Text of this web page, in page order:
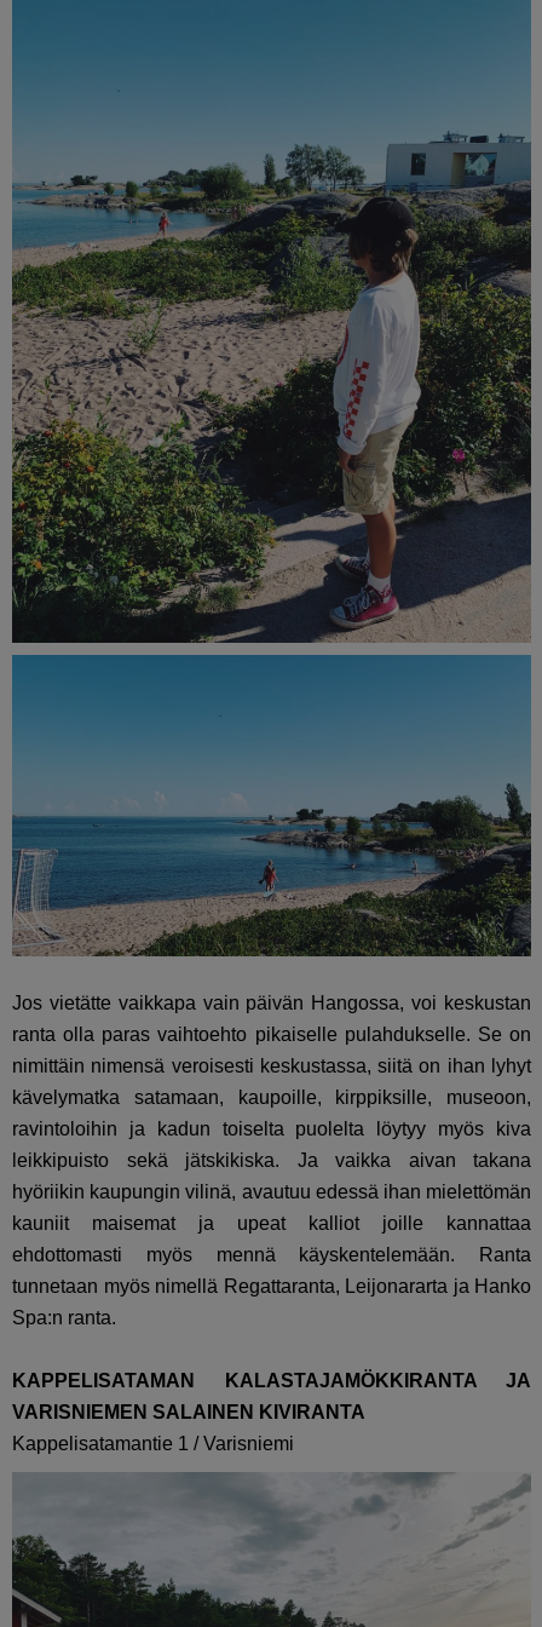
Jos vietätte vaikkapa vain päivän Hangossa, voi keskustan
ranta olla paras vaihtoehto pikaiselle pulahdukselle. Se on
nimittäin nimensä veroisesti keskustassa, siitä on ihan lyhyt
kävelymatka satamaan, kaupoille, kirppiksille, museoon,
ravintoloihin ja kadun toiselta puolelta löytyy myös kiva
leikkipuisto sekä jätskikiska. Ja vaikka aivan takana
hyöriikin kaupungin vilinä, avautuu edessä ihan mielettömän
kauniit maisemat ja upeat kalliot joille kannattaa
ehdottomasti myös mennä käyskentelemään. Ranta
tunnetaan myös nimellä Regattaranta, Leijonararta ja Hanko
Spa:n ranta.
KAPPELISATAMAN KALASTAJAMÖKKIRANTA JA
VARISNIEMEN SALAINEN KIVIRANTA
Kappelisatamantie 1 / Varisniemi